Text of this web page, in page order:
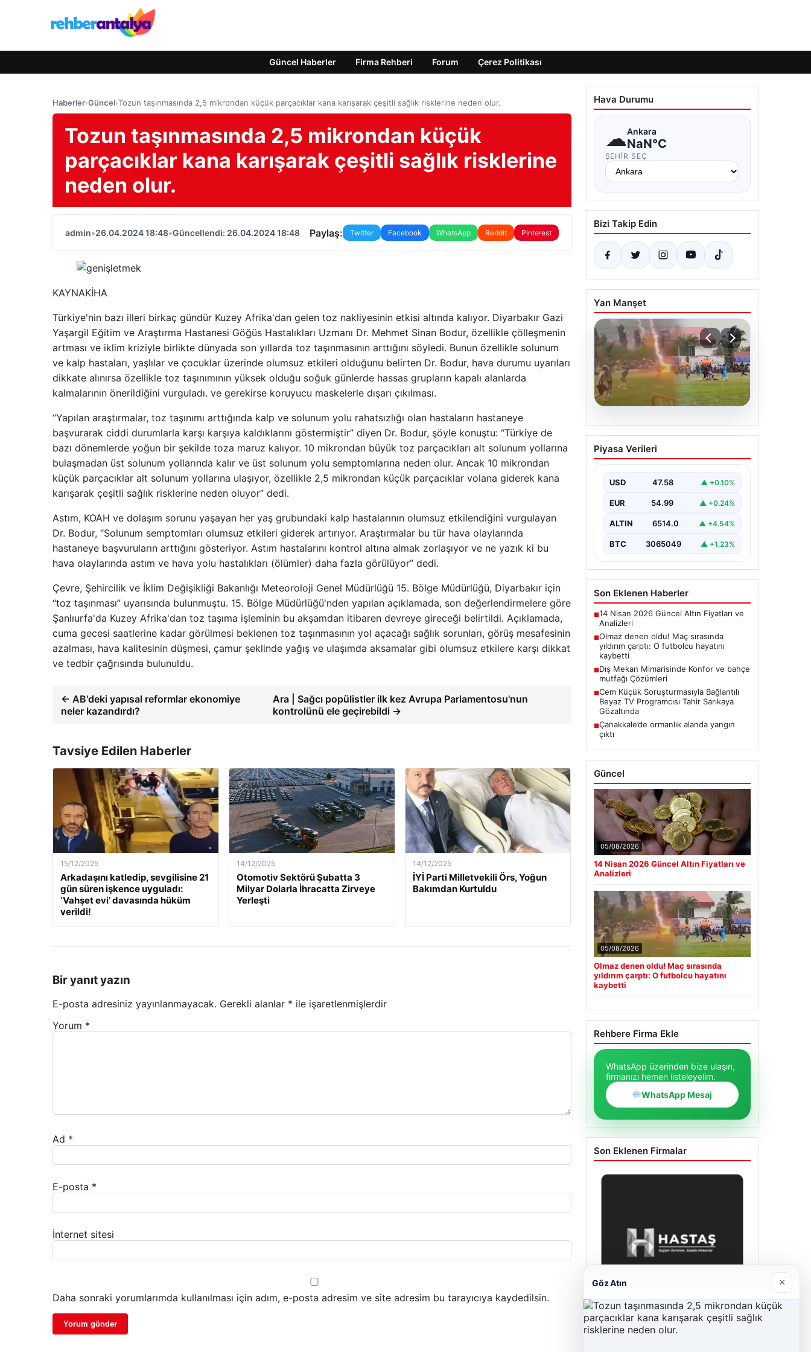
Güncel Haberler Firma Rehberi Forum Çerez Politikası
Haberler›Güncel›Tozun taşınmasında 2,5 mikrondan küçük parçacıklar kana karışarak çeşitli sağlık risklerine neden olur.
Tozun taşınmasında 2,5 mikrondan küçük
parçacıklar kana karışarak çeşitli sağlık risklerine
neden olur.
admin•26.04.2024 18:48•Güncellendi: 26.04.2024 18:48 Paylaş: Twitter Facebook WhatsApp Reddit Pinterest
KAYNAKİHA
Türkiye'nin bazı illeri birkaç gündür Kuzey Afrika'dan gelen toz nakliyesinin etkisi altında kalıyor. Diyarbakır Gazi
Yaşargil Eğitim ve Araştırma Hastanesi Göğüs Hastalıkları Uzmanı Dr. Mehmet Sinan Bodur, özellikle çölleşmenin
artması ve iklim kriziyle birlikte dünyada son yıllarda toz taşınmasının arttığını söyledi. Bunun özellikle solunum
ve kalp hastaları, yaşlılar ve çocuklar üzerinde olumsuz etkileri olduğunu belirten Dr. Bodur, hava durumu uyarıları
dikkate alınırsa özellikle toz taşınımının yüksek olduğu soğuk günlerde hassas grupların kapalı alanlarda
kalmalarının önerildiğini vurguladı. ve gerekirse koruyucu maskelerle dışarı çıkılması.
“Yapılan araştırmalar, toz taşınımı arttığında kalp ve solunum yolu rahatsızlığı olan hastaların hastaneye
başvurarak ciddi durumlarla karşı karşıya kaldıklarını göstermiştir” diyen Dr. Bodur, şöyle konuştu: “Türkiye de
bazı dönemlerde yoğun bir şekilde toza maruz kalıyor. 10 mikrondan büyük toz parçacıkları alt solunum yollarına
bulaşmadan üst solunum yollarında kalır ve üst solunum yolu semptomlarına neden olur. Ancak 10 mikrondan
küçük parçacıklar alt solunum yollarına ulaşıyor, özellikle 2,5 mikrondan küçük parçacıklar volana giderek kana
karışarak çeşitli sağlık risklerine neden oluyor” dedi.
Astım, KOAH ve dolaşım sorunu yaşayan her yaş grubundaki kalp hastalarının olumsuz etkilendiğini vurgulayan
Dr. Bodur, “Solunum semptomları olumsuz etkileri giderek artırıyor. Araştırmalar bu tür hava olaylarında
hastaneye başvuruların arttığını gösteriyor. Astım hastalarını kontrol altına almak zorlaşıyor ve ne yazık ki bu
hava olaylarında astım ve hava yolu hastalıkları (ölümler) daha fazla görülüyor” dedi.
Çevre, Şehircilik ve İklim Değişikliği Bakanlığı Meteoroloji Genel Müdürlüğü 15. Bölge Müdürlüğü, Diyarbakır için
“toz taşınması” uyarısında bulunmuştu. 15. Bölge Müdürlüğü'nden yapılan açıklamada, son değerlendirmelere göre
Şanlıurfa'da Kuzey Afrika'dan toz taşıma işleminin bu akşamdan itibaren devreye gireceği belirtildi. Açıklamada,
cuma gecesi saatlerine kadar görülmesi beklenen toz taşınmasının yol açacağı sağlık sorunları, görüş mesafesinin
azalması, hava kalitesinin düşmesi, çamur şeklinde yağış ve ulaşımda aksamalar gibi olumsuz etkilere karşı dikkat
ve tedbir çağrısında bulunuldu.
← AB'deki yapısal reformlar ekonomiye
neler kazandırdı?
Ara | Sağcı popülistler ilk kez Avrupa Parlamentosu'nun
kontrolünü ele geçirebildi →
Tavsiye Edilen Haberler
15/12/2025
Arkadaşını katledip, sevgilisine 21
gün süren işkence uyguladı:
‘Vahşet evi’ davasında hüküm
verildi!
14/12/2025
Otomotiv Sektörü Şubatta 3
Milyar Dolarla İhracatta Zirveye
Yerleşti
14/12/2025
İYİ Parti Milletvekili Örs, Yoğun
Bakımdan Kurtuldu
Bir yanıt yazın
E-posta adresiniz yayınlanmayacak. Gerekli alanlar * ile işaretlenmişlerdir
Yorum *
Ad *
E-posta *
İnternet sitesi
Daha sonraki yorumlarımda kullanılması için adım, e-posta adresim ve site adresim bu tarayıcıya kaydedilsin.
Hava Durumu
☁Ankara
NaN°C
ŞEHIR SEÇ
Bizi Takip Edin
Yan Manşet
05.08.2026
Olmaz denen oldu! Maç
sırasında yıldırım çarptı:
kaybetti
Piyasa Verileri
USD 47.58 ▲ +0.10%
EUR 54.99 ▲ +0.24%
ALTIN 6514.0 ▲ +4.54%
BTC 3065049 ▲ +1.23%
Son Eklenen Haberler
■14 Nisan 2026 Güncel Altın Fiyatları ve
Analizleri
■Olmaz denen oldu! Maç sırasında
yıldırım çarptı: O futbolcu hayatını
kaybetti
■Dış Mekan Mimarisinde Konfor ve bahçe
mutfağı Çözümleri
■Cem Küçük Soruşturmasıyla Bağlantılı
Beyaz TV Programcısı Tahir Sarıkaya
Gözaltında
■Çanakkale’de ormanlık alanda yangın
çıktı
Güncel
05/08/2026
14 Nisan 2026 Güncel Altın Fiyatları ve
Analizleri
05/08/2026
Olmaz denen oldu! Maç sırasında
yıldırım çarptı: O futbolcu hayatını
kaybetti
Rehbere Firma Ekle
WhatsApp üzerinden bize ulaşın,
firmanızı hemen listeleyelim.
WhatsApp Mesaj
Son Eklenen Firmalar
Enes Kaplan Avukatlık Bürosu
Göz Atın ×